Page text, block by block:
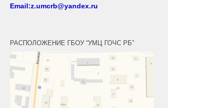
Email:z.umcrb@yandex.ru
РАСПОЛОЖЕНИЕ ГБОУ “УМЦ ГОЧС РБ”